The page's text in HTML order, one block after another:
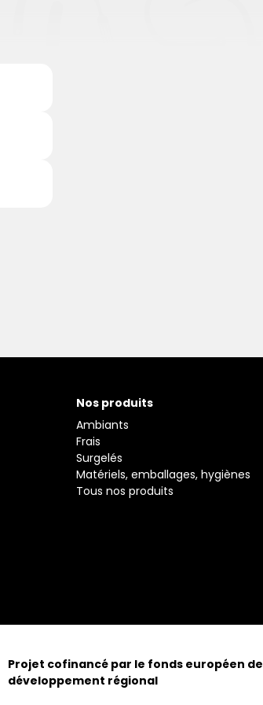
Nos produits
Ambiants
Frais
Surgelés
Matériels, emballages, hygiènes
Tous nos produits
Projet cofinancé par le fonds européen de
développement régional